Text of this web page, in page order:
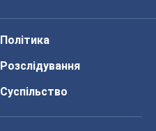
Політика
Розслідування
Суспільство